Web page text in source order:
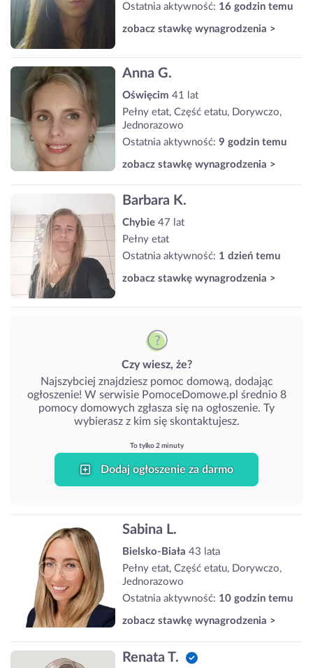
Ostatnia aktywność: 16 godzin temu
zobacz stawkę wynagrodzenia >
Anna G.
Oświęcim 41 lat
Pełny etat, Część etatu, Dorywczo,
Jednorazowo
Ostatnia aktywność: 9 godzin temu
zobacz stawkę wynagrodzenia >
Barbara K.
Chybie 47 lat
Pełny etat
Ostatnia aktywność: 1 dzień temu
zobacz stawkę wynagrodzenia >
Czy wiesz, że?
Najszybciej znajdziesz pomoc domową, dodając
ogłoszenie! W serwisie PomoceDomowe.pl średnio 8
pomocy domowych zgłasza się na ogłoszenie. Ty
wybierasz z kim się skontaktujesz.
To tylko 2 minuty
Dodaj ogłoszenie za darmo
Sabina L.
Bielsko-Biała 43 lata
Pełny etat, Część etatu, Dorywczo,
Jednorazowo
Ostatnia aktywność: 10 godzin temu
zobacz stawkę wynagrodzenia >
Renata T.